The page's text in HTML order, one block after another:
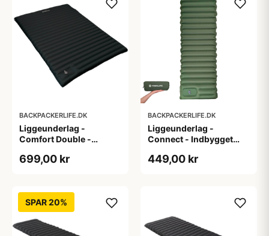
BACKPACKERLIFE.DK
Liggeunderlag -
Comfort Double -
699,00 kr
BACKPACKERLIFE.DK
Liggeunderlag -
Connect - Indbygget
449,00 kr
SPAR 20%